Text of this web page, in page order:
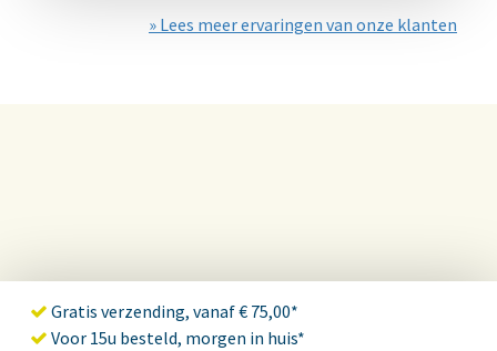
» Lees meer ervaringen van onze klanten
Gratis verzending, vanaf € 75,00*
Voor 15u besteld, morgen in huis*